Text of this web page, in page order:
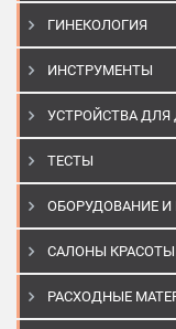
ГИНЕКОЛОГИЯ
ИНСТРУМЕНТЫ
УСТРОЙСТВА ДЛЯ
ТЕСТЫ
ОБОРУДОВАНИЕ
САЛОНЫ КРАСОТЫ
РАСХОДНЫЕ